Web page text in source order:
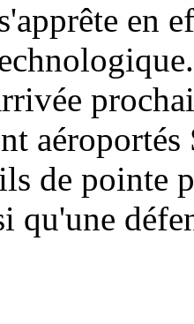
en
de pointe
qu'une